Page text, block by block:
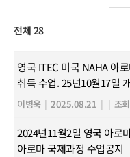
전체 28
영국 ITEC 미국 NAHA 아
취득 수업. 25년10월17일
이병욱 | 2025.08.21 | | 조
2024년11월2일 영국 아로
아로마 국제과정 수업공지